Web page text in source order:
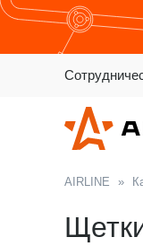
AIRLINE »